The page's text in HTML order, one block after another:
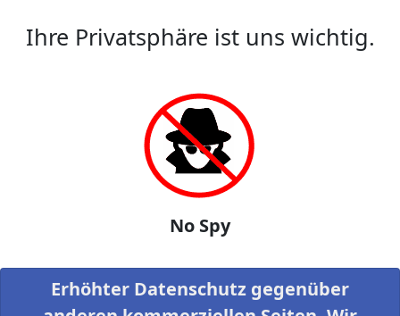
Ihre Privatsphäre ist uns wichtig.
No Spy
Erhöhter Datenschutz gegenüber